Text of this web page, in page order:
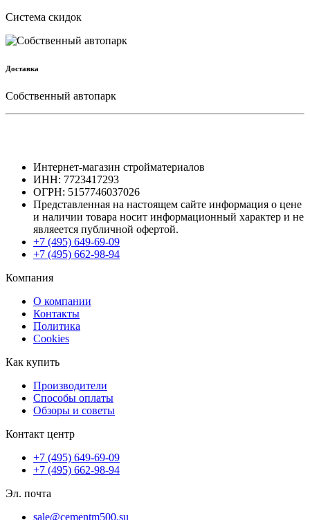
Cистема скидок
Доставка
Собственный автопарк
Интернет-магазин стройматериалов
ИНН: 7723417293
ОГРН: 5157746037026
Представленная на настоящем сайте информация о цене
и наличии товара носит информационный характер и не
являеется публичной офертой.
+7 (495) 649-69-09
+7 (495) 662-98-94
Компания
О компании
Контакты
Политика
Cookies
Как купить
Производители
Способы оплаты
Обзоры и советы
Контакт центр
+7 (495) 649-69-09
+7 (495) 662-98-94
Эл. почта
sale@cementm500.su